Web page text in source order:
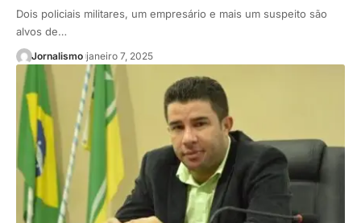
Dois policiais militares, um empresário e mais um suspeito são
alvos de…
Jornalismo janeiro 7, 2025